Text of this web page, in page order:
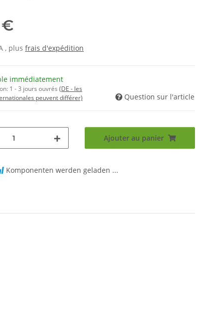
€
, plus frais d'expédition
immédiatement
1 - 3 jours ouvrés (DE - les
peuvent différer)
Question sur l'article
Ajouter au panier
Komponenten werden geladen ...